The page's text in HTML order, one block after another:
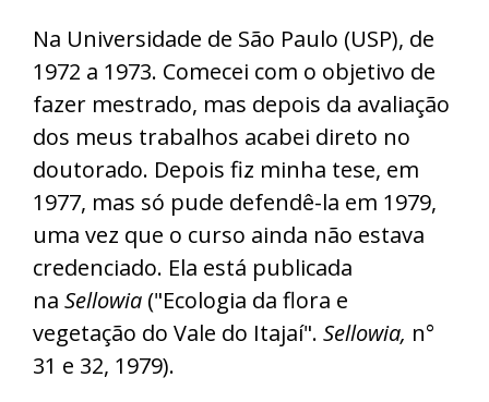
Na Universidade de São Paulo (USP), de
1972 a 1973. Comecei com o objetivo de
fazer mestrado, mas depois da avaliação
dos meus trabalhos acabei direto no
doutorado. Depois fiz minha tese, em
1977, mas só pude defendê-la em 1979,
uma vez que o curso ainda não estava
credenciado. Ela está publicada
na Sellowia ("Ecologia da flora e
vegetação do Vale do Itajaí". Sellowia, n°
31 e 32, 1979).